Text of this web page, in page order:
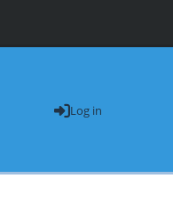
Log in